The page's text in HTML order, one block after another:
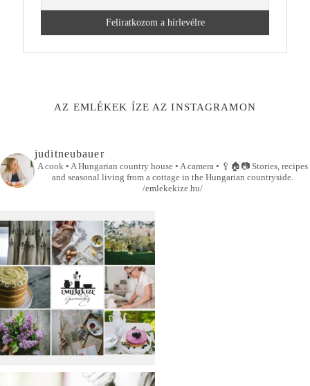
AZ EMLÉKEK ÍZE AZ INSTAGRAMON
juditneubauer
A cook • A Hungarian country house • A camera • 🥄🏠📷Stories, recipes
and seasonal living from a cottage in the Hungarian countryside.
/emlekekize.hu/